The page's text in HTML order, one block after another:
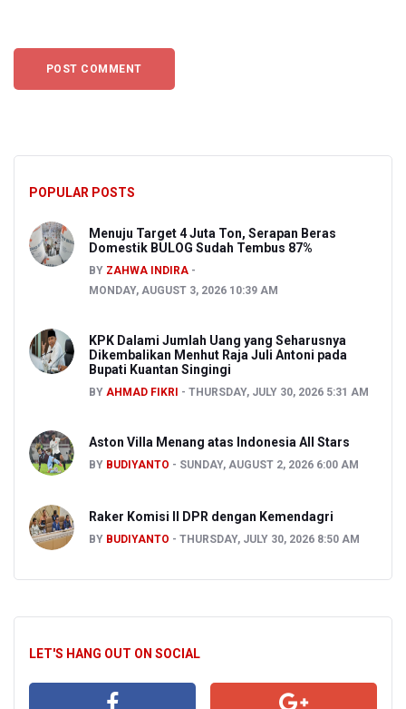
POPULAR POSTS
Menuju Target 4 Juta Ton, Serapan Beras
Domestik BULOG Sudah Tembus 87%
BY ZAHWA INDIRA
MONDAY, AUGUST 3, 2026 10:39 AM
KPK Dalami Jumlah Uang yang Seharusnya
Dikembalikan Menhut Raja Juli Antoni pada
Bupati Kuantan Singingi
BY AHMAD FIKRI THURSDAY, JULY 30, 2026 5:31 AM
Aston Villa Menang atas Indonesia All Stars
BY BUDIYANTO SUNDAY, AUGUST 2, 2026 6:00 AM
Raker Komisi II DPR dengan Kemendagri
BY BUDIYANTO THURSDAY, JULY 30, 2026 8:50 AM
LET'S HANG OUT ON SOCIAL